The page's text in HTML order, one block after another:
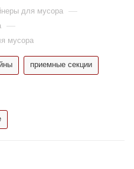
для мусора —
—
мусора
приемные секции